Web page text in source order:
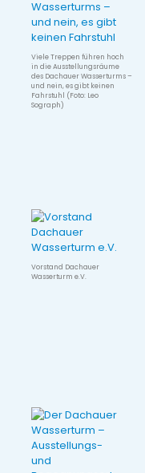
Viele Treppen führen hoch
in die Ausstellungsräume
des Dachauer Wasserturms –
und nein, es gibt keinen
Fahrstuhl (Foto: Leo
Sograph)
Vorstand Dachauer
Wasserturm e.V.